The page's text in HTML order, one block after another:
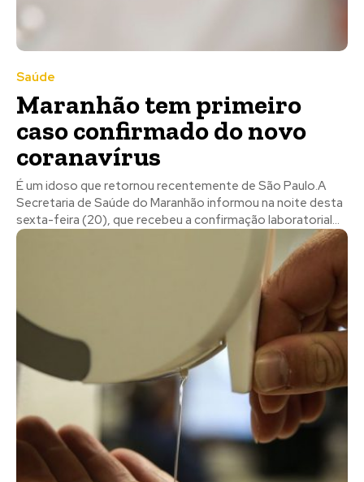
Saúde
Maranhão tem primeiro
caso confirmado do novo
coranavírus
​É um idoso que retornou recentemente de São Paulo.A
Secretaria de Saúde do Maranhão informou na noite desta
sexta-feira (20), que recebeu a confirmação laboratorial...